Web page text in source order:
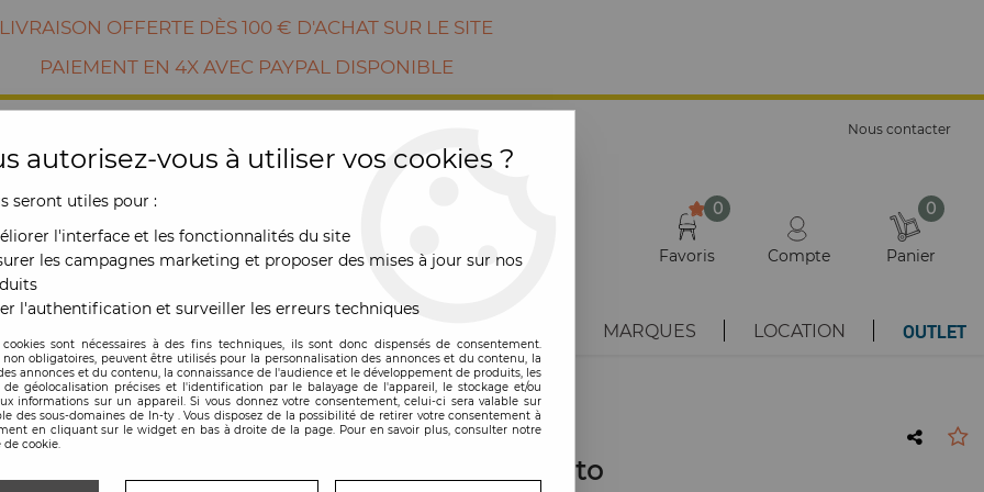
LIVRAISON OFFERTE DÈS 100 € D'ACHAT SUR LE SITE
PAIEMENT EN 4X AVEC PAYPAL DISPONIBLE
Nous contacter
0
Favoris Compte
0
Panier
MARQUES LOCATION OUTLET
Suspension AMBIT - Muuto
autorisez-vous à utiliser vos cookies ?
seront utiles pour :
l'interface et les fonctionnalités du site
les campagnes marketing et proposer des mises à jour sur nos
l'authentification et surveiller les erreurs techniques
cookies sont nécessaires à des fins techniques, ils sont donc dispensés de consentement.
non obligatoires, peuvent être utilisés pour la personnalisation des annonces et du contenu, la
annonces et du contenu, la connaissance de l'audience et le développement de produits, les
de géolocalisation précises et l'identification par le balayage de l'appareil, le stockage et/ou
informations sur un appareil. Si vous donnez votre consentement, celui-ci sera valable sur
des sous-domaines de In-ty . Vous disposez de la possibilité de retirer votre consentement à
en cliquant sur le widget en bas à droite de la page. Pour en savoir plus, consulter notre
cookie.